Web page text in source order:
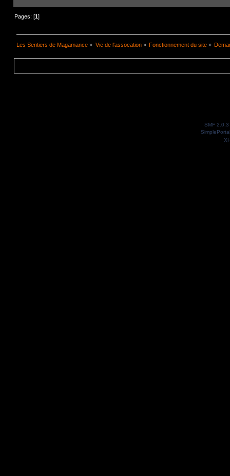
Pages: [1]
Les Sentiers de Magamance » Vie de l'assocation» Fonctionnement du site»
SMF 2.0.3